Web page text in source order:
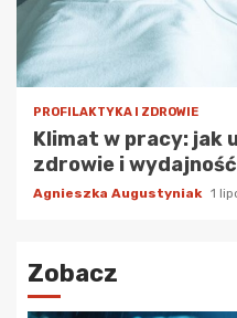
PROFILAKTYKA I ZDROWIE
Klimat w pracy: jak
zdrowie i
Agnieszka Augustyniak 1
Zobacz